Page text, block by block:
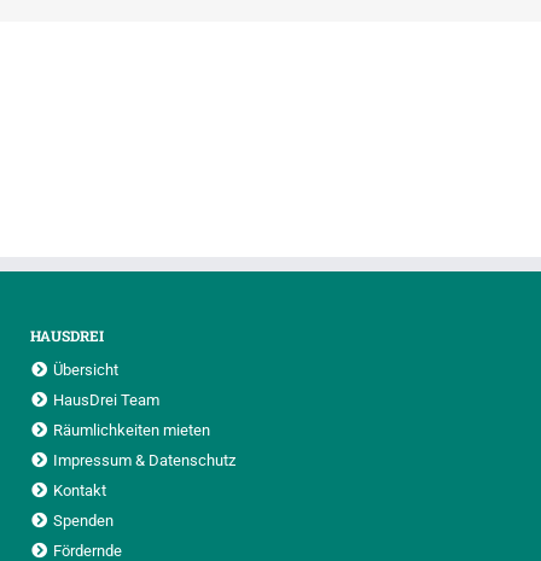
HAUSDREI
Übersicht
HausDrei Team
Räumlichkeiten mieten
Impressum & Datenschutz
Kontakt
Spenden
Fördernde